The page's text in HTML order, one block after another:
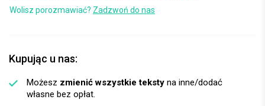
Wolisz porozmawiać? Zadzwoń do nas
Kupując u nas:
Możesz zmienić wszystkie teksty na inne/dodać
własne bez opłat.